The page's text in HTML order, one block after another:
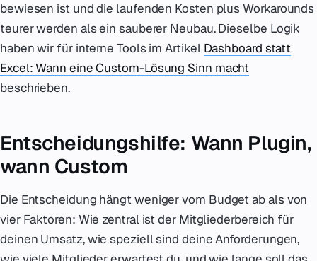
bewiesen ist und die laufenden Kosten plus Workarounds
teurer werden als ein sauberer Neubau. Dieselbe Logik
haben wir für interne Tools im Artikel Dashboard statt
Excel: Wann eine Custom-Lösung Sinn macht
beschrieben.
Entscheidungshilfe: Wann Plugin,
wann Custom
Die Entscheidung hängt weniger vom Budget ab als von
vier Faktoren: Wie zentral ist der Mitgliederbereich für
deinen Umsatz, wie speziell sind deine Anforderungen,